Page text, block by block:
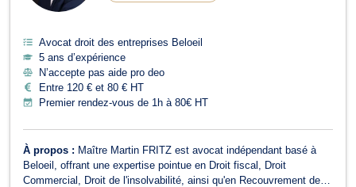
Avocat droit des entreprises Beloeil
5 ans d’expérience
N’accepte pas aide pro deo
Entre 120 € et 80 € HT
Premier rendez-vous de 1h à 80€ HT
À propos : Maître Martin FRITZ est avocat indépendant basé à
Beloeil, offrant une expertise pointue en Droit fiscal, Droit
Commercial, Droit de l'insolvabilité, ainsi qu'en Recouvrement de